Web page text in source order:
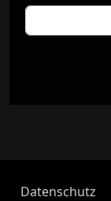
Datenschutz